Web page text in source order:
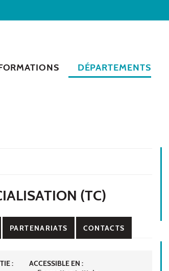
DÉPARTEMENTS
(TC)
PARTENARIATS CONTACTS
: ACCESSIBLE EN :